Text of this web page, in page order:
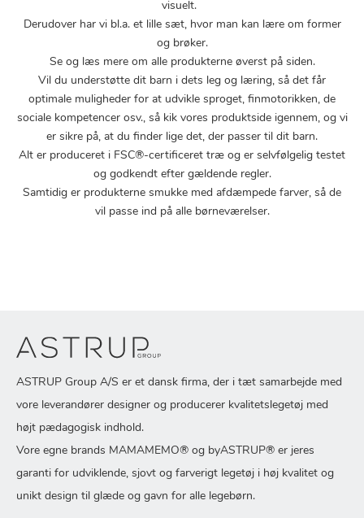
visuelt.
Derudover har vi bl.a. et lille sæt, hvor man kan lære om former
og brøker.
Se og læs mere om alle produkterne øverst på siden.
Vil du understøtte dit barn i dets leg og læring, så det får
optimale muligheder for at udvikle sproget, finmotorikken, de
sociale kompetencer osv., så kik vores produktside igennem, og vi
er sikre på, at du finder lige det, der passer til dit barn.
Alt er produceret i FSC®-certificeret træ og er selvfølgelig testet
og godkendt efter gældende regler.
Samtidig er produkterne smukke med afdæmpede farver, så de
vil passe ind på alle børneværelser.
ASTRUP Group A/S er et dansk firma, der i tæt samarbejde med
vore leverandører designer og producerer kvalitetslegetøj med
højt pædagogisk indhold.
Vore egne brands MAMAMEMO® og byASTRUP® er jeres
garanti for udviklende, sjovt og farverigt legetøj i høj kvalitet og
unikt design til glæde og gavn for alle legebørn.